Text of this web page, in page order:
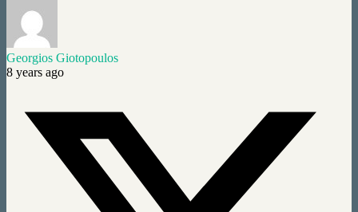
Georgios Giotopoulos
8 years ago